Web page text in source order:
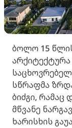
ბოლო 15
სწრაფმა
ბიძგი, რამაც
მწვანე
ხარისხის